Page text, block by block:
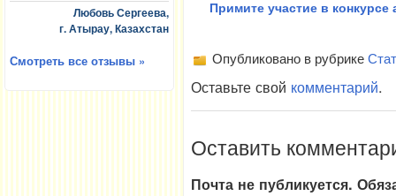
Любовь Сергеева,
г. Атырау, Казахстан
Смотреть все отзывы »
Примите участие в
Опубликовано в рубрике
Оставьте свой комментарий.
Оставить
Почта не публикуется.